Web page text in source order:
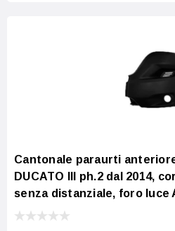
Cantonale paraurti
DUCATO III ph.2 dal 2014,
senza distanziale, foro luce